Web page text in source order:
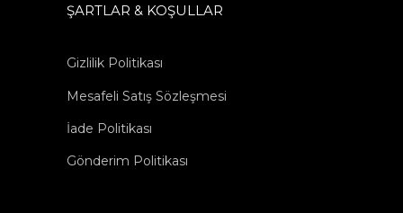
ŞARTLAR & KOŞULLAR
Gizlilik Politikası
Mesafeli Satış Sözleşmesi
İade Politikası
Gönderim Politikası